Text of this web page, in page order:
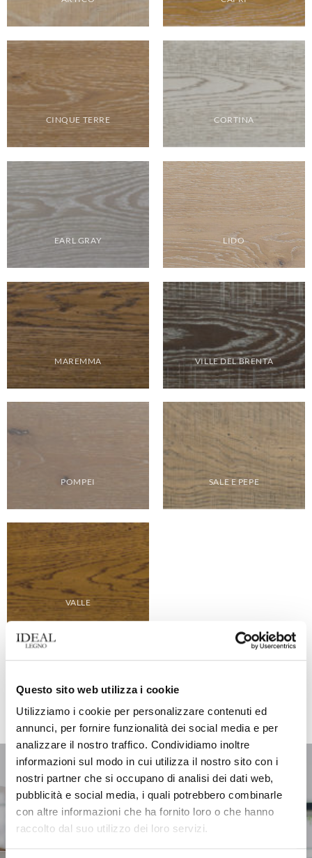
Questo sito web utilizza i cookie
Utilizziamo i cookie per personalizzare contenuti ed
annunci, per fornire funzionalità dei social media e per
analizzare il nostro traffico. Condividiamo inoltre
informazioni sul modo in cui utilizza il nostro sito con i
nostri partner che si occupano di analisi dei dati web,
pubblicità e social media, i quali potrebbero combinarle
con altre informazioni che ha fornito loro o che hanno
raccolto dal suo utilizzo dei loro servizi.
CINQUE TERRE CORTINA
EARL GRAY LIDO
MAREMMA VILLE DEL BRENTA
POMPEI SALE E PEPE
VALLE
Get in touch with the world of Ideal Legno